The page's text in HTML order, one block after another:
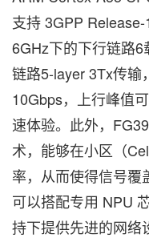
支持 3GPP
6GHz下的下行链路
链路5-layer 3Tx传输
10Gbps，上行峰值
速体验。此外，
术，能够在小区（
率，从而使得信号覆
可以搭配专用 NPU
持下提供先进的网络